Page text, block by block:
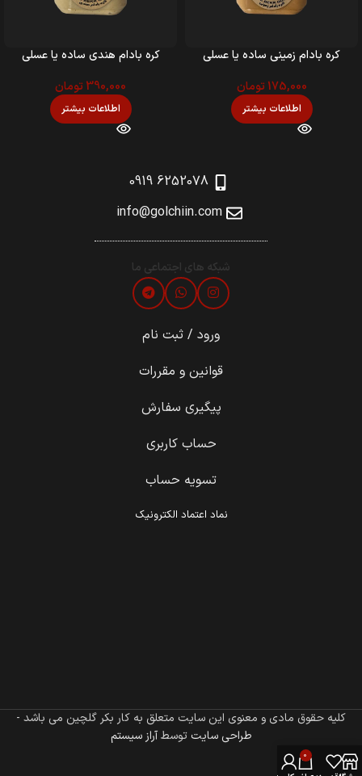
کره بادام زمینی ساده يا عسلی
175,000 تومان
اطلاعات بیشتر
کره بادام هندی ساده یا عسلی
390,000 تومان
اطلاعات بیشتر
6252078 0919
info@golchiin.com
شبکه های اجتماعی ما
ورود / ثبت نام
قوانین و مقررات
پیگیری سفارش
حساب کاربری
تسویه حساب
نماد اعتماد الکترونیک
کلیه حقوق مادی و معنوی این سایت متعلق به کار بکر گلچین می باشد -
طراحی سایت توسطآراز سیستم
0